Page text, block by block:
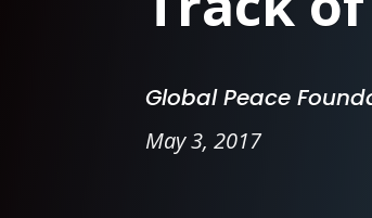
Global Peace
May 3, 2017